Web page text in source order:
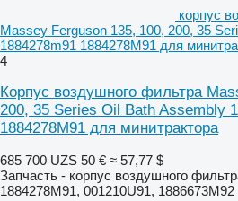
корпус
Massey Ferguson 135, 100, 200, 35
1884278m91 1884278M91 для
4
Корпус воздушного фильтра
200, 35 Series Oil Bath Assembly
1884278M91 для минитрактора
685 700 UZS 50 € ≈ 57,77 $
Запчасть - корпус воздушного
1884278M91, 001210U91, 1886673M92